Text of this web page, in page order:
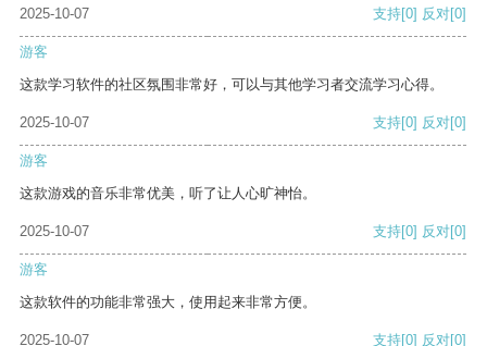
2025-10-07 支持[0] 反对[0]
游客
这款学习软件的社区氛围非常好，可以与其他学习者交流学习心得。
2025-10-07 支持[0] 反对[0]
游客
这款游戏的音乐非常优美，听了让人心旷神怡。
2025-10-07 支持[0] 反对[0]
游客
这款软件的功能非常强大，使用起来非常方便。
2025-10-07 支持[0] 反对[0]